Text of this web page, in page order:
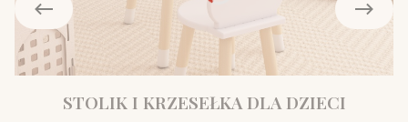
STOLIK I KRZESEŁKA DLA DZIECI